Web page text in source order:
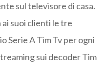
sul televisore di casa.
suoi clienti le tre
Serie A Tim Tv per ogni
sui decoder Tim